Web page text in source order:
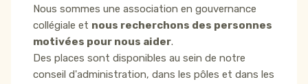
Nous sommes une association en gouvernance
collégiale et nous recherchons des personnes
motivées pour nous aider.
Des places sont disponibles au sein de notre
conseil d'administration, dans les pôles et dans les